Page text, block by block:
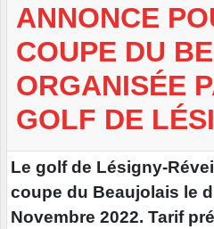
ANNONCE
COUPE DU
ORGANISÉE
GOLF DE
Le golf de Lésigny-
coupe du Beaujolais le
Novembre 2022. Tarif